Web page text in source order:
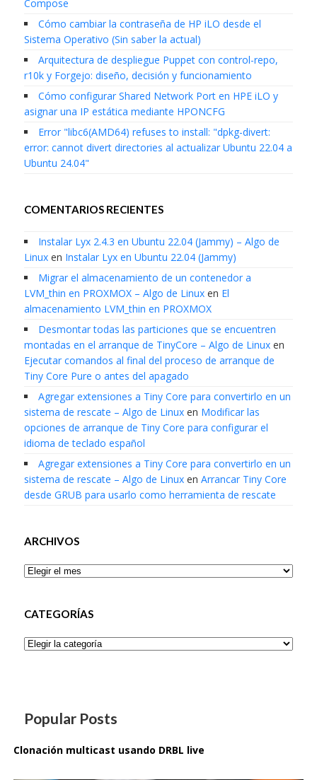
Compose
Cómo cambiar la contraseña de HP iLO desde el
Sistema Operativo (Sin saber la actual)
Arquitectura de despliegue Puppet con control-repo,
r10k y Forgejo: diseño, decisión y funcionamiento
Cómo configurar Shared Network Port en HPE iLO y
asignar una IP estática mediante HPONCFG
Error "libc6(AMD64) refuses to install: "dpkg-divert:
error: cannot divert directories al actualizar Ubuntu 22.04 a
Ubuntu 24.04"
COMENTARIOS RECIENTES
Instalar Lyx 2.4.3 en Ubuntu 22.04 (Jammy) – Algo de
Linuxen Instalar Lyx en Ubuntu 22.04 (Jammy)
Migrar el almacenamiento de un contenedor a
LVM_thin en PROXMOX – Algo de Linuxen El
almacenamiento LVM_thin en PROXMOX
Desmontar todas las particiones que se encuentren
montadas en el arranque de TinyCore – Algo de Linuxen
Ejecutar comandos al final del proceso de arranque de
Tiny Core Pure o antes del apagado
Agregar extensiones a Tiny Core para convertirlo en un
sistema de rescate – Algo de Linuxen Modificar las
opciones de arranque de Tiny Core para configurar el
idioma de teclado español
Agregar extensiones a Tiny Core para convertirlo en un
sistema de rescate – Algo de Linuxen Arrancar Tiny Core
desde GRUB para usarlo como herramienta de rescate
ARCHIVOS
Archivos
CATEGORÍAS
Categorías
Popular Posts
Clonación multicast usando DRBL live